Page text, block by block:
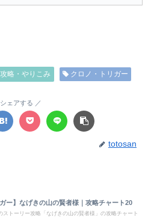
略・やりこみ クロノ・トリガー
シェアする
totosan
ガー】なげきの山の賢者様｜攻略チャート20
ストーリー攻略「なげきの山の賢者様」の攻略チャート